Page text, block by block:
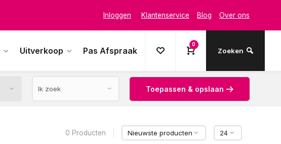
Inloggen Klantenservice Blog Over ons
Uitverkoop Pas Afspraak
0
Zoeken
Toepassen & opslaan
0 Producten